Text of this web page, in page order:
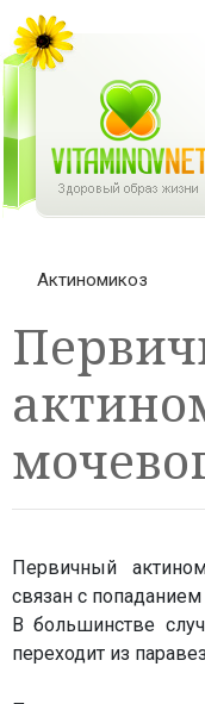
Актиномикоз
Первичный
связан с
В большинстве
переходит из